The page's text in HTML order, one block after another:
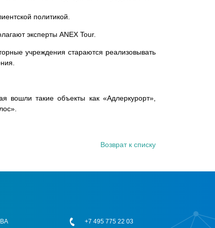
политикой.
эксперты ANEX Tour.
учреждения стараются реализовывать
такие объекты как «Адлеркурорт»,
Возврат к списку
+7 495 775 22 03